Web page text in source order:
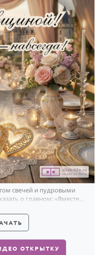
свечей и пудровыми
о главном: «Вместе
ОТКРЫТКУ